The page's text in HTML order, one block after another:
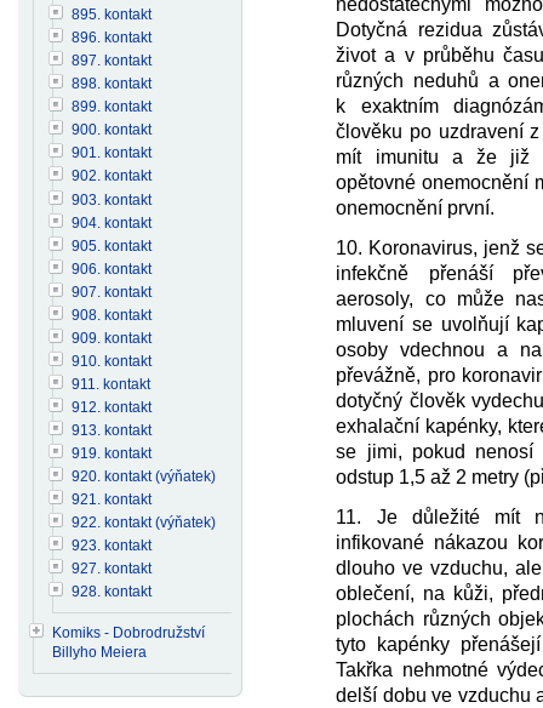
Dotyčná rezidua
život a v průběhu
různých neduhů a
k exaktním
člověku po uzdravení
mít imunitu a že již
opětovné onemocnění
onemocnění první.
10. Koronavirus, jenž
infekčně přenáší
aerosoly, co může
mluvení se uvolňují
osoby vdechnou a
převážně, pro
dotyčný člověk
exhalační kapénky,
se jimi, pokud nenosí
odstup 1,5 až 2 metry
11. Je důležité mít
infikované nákazou
dlouho ve vzduchu,
oblečení, na kůži,
plochách různých
tyto kapénky
Takřka nehmotné
delší dobu ve vzduchu
895. kontakt
896. kontakt
897. kontakt
898. kontakt
899. kontakt
900. kontakt
901. kontakt
902. kontakt
903. kontakt
904. kontakt
905. kontakt
906. kontakt
907. kontakt
908. kontakt
909. kontakt
910. kontakt
911. kontakt
912. kontakt
913. kontakt
919. kontakt
920. kontakt (výňatek)
921. kontakt
922. kontakt (výňatek)
923. kontakt
927. kontakt
928. kontakt
Komiks - Dobrodružství
Billyho Meiera